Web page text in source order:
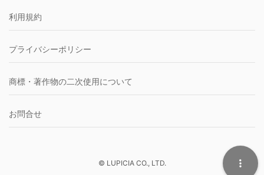
利用規約
プライバシーポリシー
商標・著作物の二次使用について
お問合せ
© LUPICIA CO., LTD.